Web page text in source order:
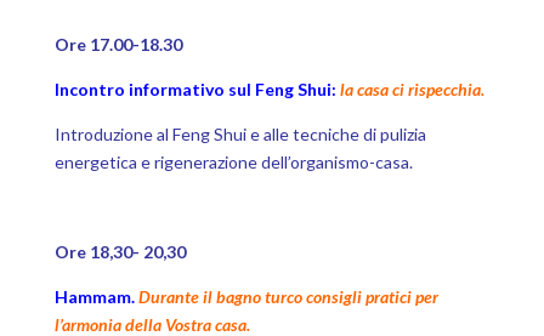
Ore 17.00-18.30
Incontro informativo sul Feng Shui: la casa ci rispecchia.
Introduzione al Feng Shui e alle tecniche di pulizia
energetica e rigenerazione dell’organismo-casa.
Ore 18,30- 20,30
Hammam.Durante il bagno turco consigli pratici per
l’armonia della Vostra casa.